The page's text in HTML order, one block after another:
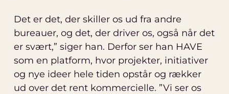
Det er det, der skiller os ud fra andre
bureauer, og det, der driver os, også når det
er svært,” siger han. Derfor ser han HAVE
som en platform, hvor projekter, initiativer
og nye ideer hele tiden opstår og rækker
ud over det rent kommercielle. ”Vi ser os